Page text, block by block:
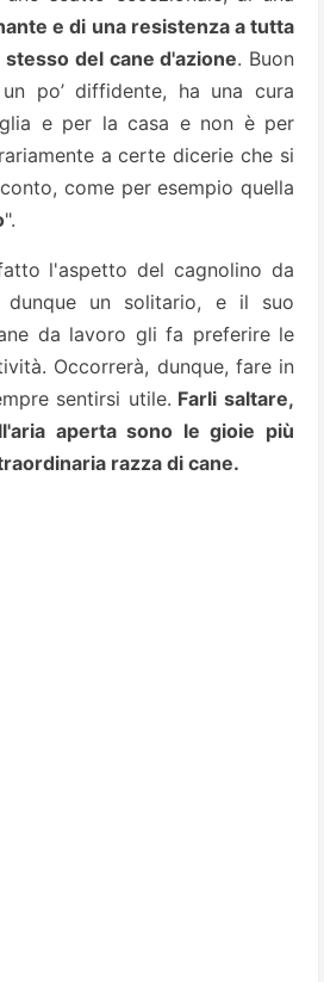
e di una resistenza a tutta
del cane d'azione. Buon
po’ diffidente, ha una cura
e per la casa e non è per
a certe dicerie che si
come per esempio quella
".
l'aspetto del cagnolino da
dunque un solitario, e il suo
da lavoro gli fa preferire le
Occorrerà, dunque, fare in
sentirsi utile. Farli saltare,
aperta sono le gioie più
razza di cane.